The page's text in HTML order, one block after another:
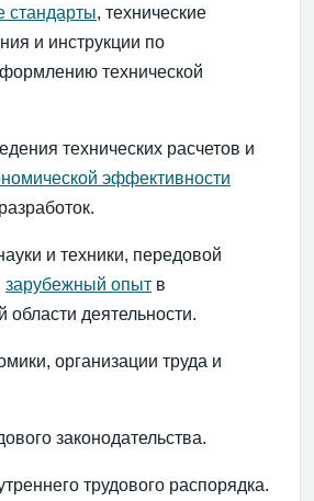
стандарты, технические
и инструкции по
технической
технических расчетов и
эффективности
и техники, передовой
зарубежный опыт в
области деятельности.
организации труда и
законодательства.
трудового распорядка.